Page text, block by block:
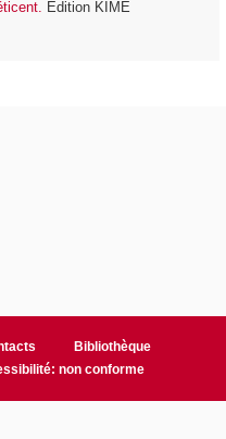
Édition KIMÉ
Bibliothèque
non conforme